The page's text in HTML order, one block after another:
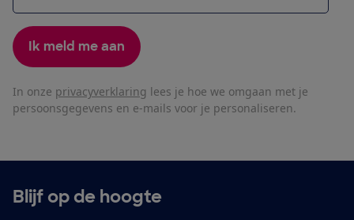
Ik meld me aan
In onze privacyverklaring lees je hoe we omgaan met je
persoonsgegevens en e-mails voor je personaliseren.
Blijf op de hoogte